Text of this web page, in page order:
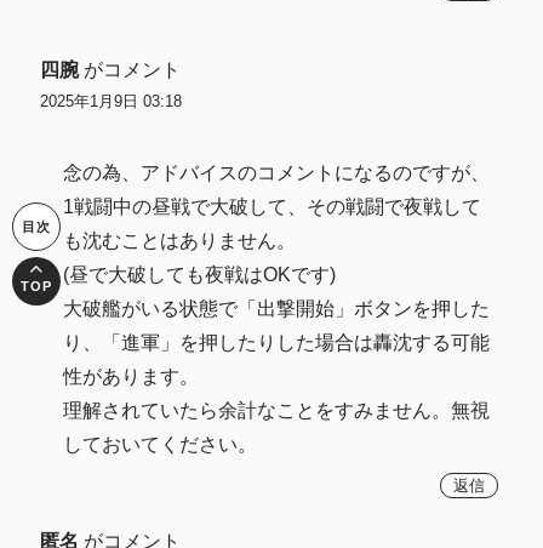
四腕 がコメント
2025年1月9日 03:18
念の為、アドバイスのコメントになるのですが、
1戦闘中の昼戦で大破して、その戦闘で夜戦して
も沈むことはありません。
(昼で大破しても夜戦はOKです)
大破艦がいる状態で「出撃開始」ボタンを押した
り、「進軍」を押したりした場合は轟沈する可能
性があります。
理解されていたら余計なことをすみません。無視
しておいてください。
返信
匿名 がコメント